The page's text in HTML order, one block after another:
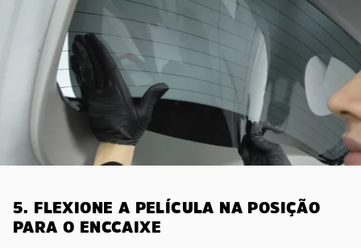
5. FLEXIONE A PELÍCULA NA POSIÇÃO
PARA O ENCCAIXE